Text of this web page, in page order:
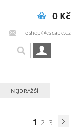
eshop@escape.cz
0 Kč
NEJDRAŽŠÍ
1 2 3